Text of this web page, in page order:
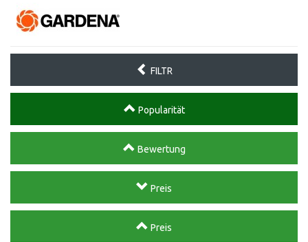
FILTR
Popularität
Bewertung
Preis
Preis